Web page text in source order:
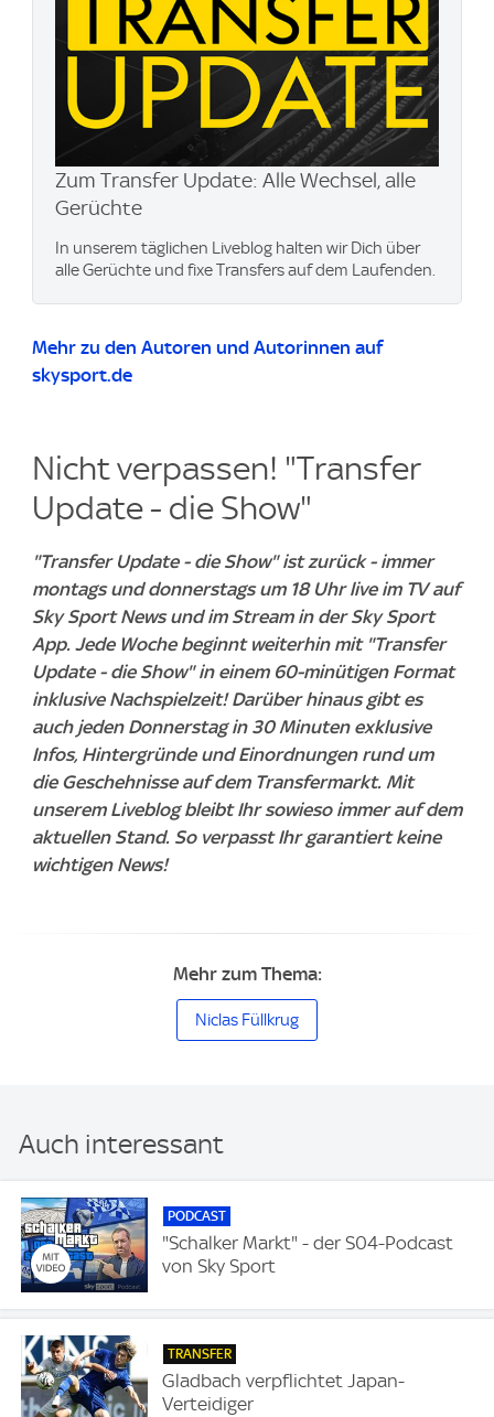
Zum Transfer Update: Alle Wechsel, alle
Gerüchte
In unserem täglichen Liveblog halten wir Dich über
alle Gerüchte und fixe Transfers auf dem Laufenden.
Mehr zu den Autoren und Autorinnen auf
skysport.de
Nicht verpassen! "Transfer
Update - die Show"
"Transfer Update - die Show" ist zurück - immer
montags und donnerstags um 18 Uhr live im TV auf
Sky Sport News und im Stream in der Sky Sport
App. Jede Woche beginnt weiterhin mit "Transfer
Update - die Show" in einem 60-minütigen Format
inklusive Nachspielzeit! Darüber hinaus gibt es
auch jeden Donnerstag in 30 Minuten exklusive
Infos, Hintergründe und Einordnungen rund um
die Geschehnisse auf dem Transfermarkt. Mit
unserem Liveblog bleibt Ihr sowieso immer auf dem
aktuellen Stand. So verpasst Ihr garantiert keine
wichtigen News!
Mehr zum Thema:
Niclas Füllkrug
Auch interessant
PODCAST
"Schalker Markt" - der S04-Podcast
von Sky Sport
TRANSFER
Gladbach verpflichtet Japan-
Verteidiger